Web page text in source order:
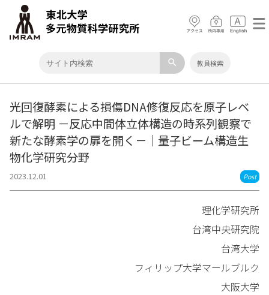
search 教員検索
光回復酵素による損傷DNA修復反応を原子レベ
ルで解明 －反応中間体立体構造の時系列観察で
新たな酵素学の扉を開く－｜量子ビーム構造生
物化学研究分野
2023.12.01 Post
理化学研究所
台湾中央研究院
台湾大学
フィリップ大学マールブルク
大阪大学